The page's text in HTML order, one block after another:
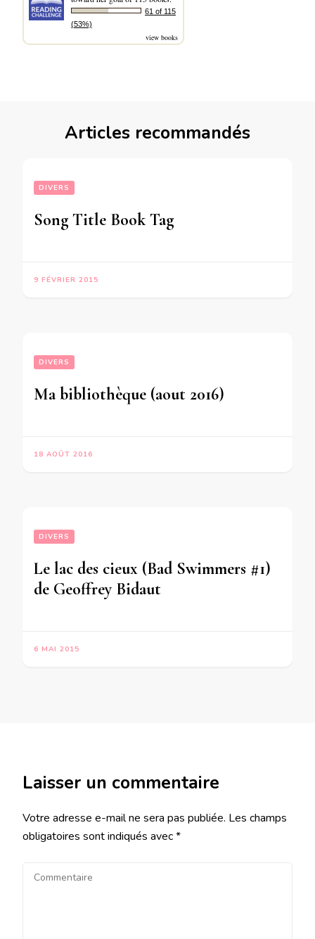
61 of 115
(53%)
view books
Articles recommandés
DIVERS
Song Title Book Tag
9 FÉVRIER 2015
DIVERS
Ma bibliothèque (aout 2016)
18 AOÛT 2016
DIVERS
Le lac des cieux (Bad Swimmers #1)
de Geoffrey Bidaut
6 MAI 2015
Laisser un commentaire
Votre adresse e-mail ne sera pas publiée. Les champs
obligatoires sont indiqués avec*